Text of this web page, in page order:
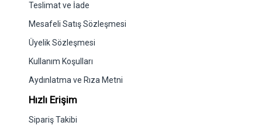
Teslimat ve İade
Mesafeli Satış Sözleşmesi
Üyelik Sözleşmesi
Kullanım Koşulları
Aydınlatma ve Rıza Metni
Hızlı Erişim
Sipariş Takibi